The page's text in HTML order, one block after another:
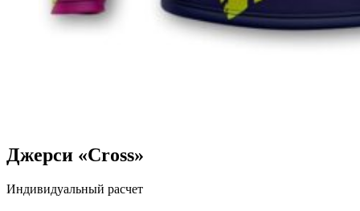
Джерси «Cross»
Индивидуальный расчет